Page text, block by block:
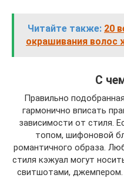
Читайте также: 20
окрашивания
С
Правильно
гармонично вписать
зависимости от стиля.
топом, шифоновой
романтичного образа.
стиля кэжуал могут
свитшотами,